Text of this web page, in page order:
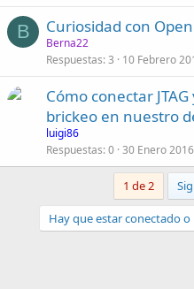
B Curiosidad con
Berna22
Respuestas 3 10 Febrero
Cómo conectar
brickeo en nuestro
luigi86
Respuestas 0 30 Enero 2016
1 de 2
Hay que estar conectado